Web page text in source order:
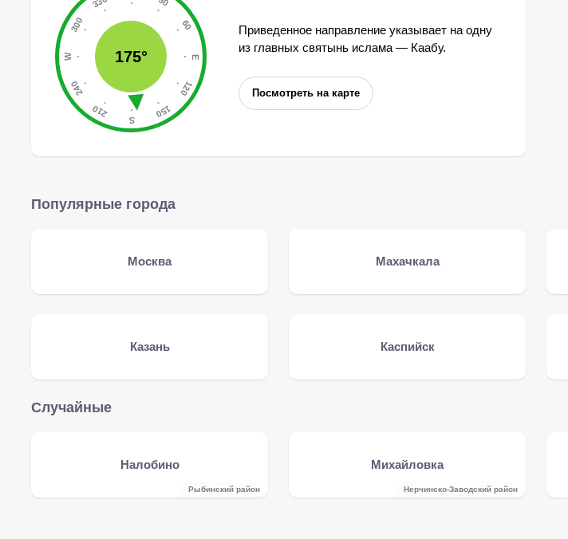
175°
Приведенное направление указывает на одну
из главных святынь ислама — Каабу.
Посмотреть на карте
Популярные города
Москва Махачкала
Казань Каспийск
Случайные
Налобино
Рыбинский район
Михайловка
Нерчинско-Заводский район